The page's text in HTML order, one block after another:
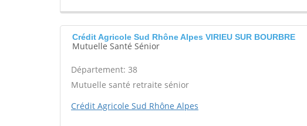
Crédit Agricole Sud Rhône Alpes VIRIEU SUR BOURBRE
Mutuelle Santé Sénior
Département: 38
Mutuelle santé retraite sénior
Crédit Agricole Sud Rhône Alpes